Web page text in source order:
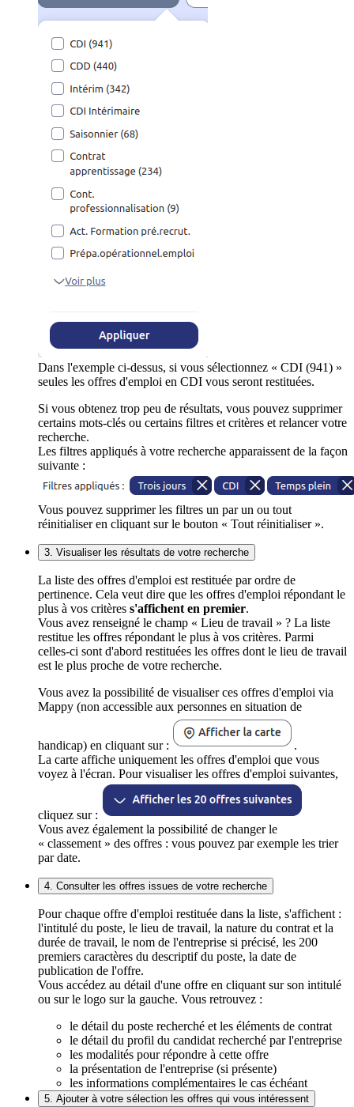
Dans l'exemple ci-dessus, si vous sélectionnez « CDI (941) »
seules les offres d'emploi en CDI vous seront restituées.
Si vous obtenez trop peu de résultats, vous pouvez supprimer
certains mots-clés ou certains filtres et critères et relancer votre
recherche.
Les filtres appliqués à votre recherche apparaissent de la façon
suivante :
Vous pouvez supprimer les filtres un par un ou tout
réinitialiser en cliquant sur le bouton « Tout réinitialiser ».
3. Visualiser les résultats de votre recherche
La liste des offres d'emploi est restituée par ordre de
pertinence. Cela veut dire que les offres d'emploi répondant le
plus à vos critères s'affichent en premier.
Vous avez renseigné le champ « Lieu de travail » ? La liste
restitue les offres répondant le plus à vos critères. Parmi
celles-ci sont d'abord restituées les offres dont le lieu de travail
est le plus proche de votre recherche.
Vous avez la possibilité de visualiser ces offres d'emploi via
Mappy (non accessible aux personnes en situation de
handicap) en cliquant sur :
.
La carte affiche uniquement les offres d'emploi que vous
voyez à l'écran. Pour visualiser les offres d'emploi suivantes,
cliquez sur :
Vous avez également la possibilité de changer le
« classement » des offres : vous pouvez par exemple les trier
par date.
4. Consulter les offres issues de votre recherche
Pour chaque offre d'emploi restituée dans la liste, s'affichent :
l'intitulé du poste, le lieu de travail, la nature du contrat et la
durée de travail, le nom de l'entreprise si précisé, les 200
premiers caractères du descriptif du poste, la date de
publication de l'offre.
Vous accédez au détail d'une offre en cliquant sur son intitulé
ou sur le logo sur la gauche. Vous retrouvez :
le détail du poste recherché et les éléments de contrat
le détail du profil du candidat recherché par l'entreprise
les modalités pour répondre à cette offre
la présentation de l'entreprise (si présente)
les informations complémentaires le cas échéant
5. Ajouter à votre sélection les offres qui vous intéressent